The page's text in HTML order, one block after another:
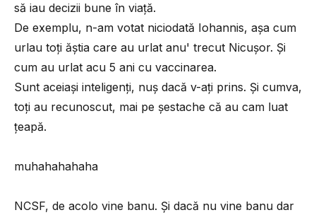
să iau decizii bune în viață.
De exemplu, n-am votat niciodată Iohannis, așa cum
urlau toți ăștia care au urlat anu' trecut Nicușor. Și
cum au urlat acu 5 ani cu vaccinarea.
Sunt aceiași inteligenți, nuș dacă v-ați prins. Și cumva,
toți au recunoscut, mai pe șestache că au cam luat
țeapă.
muhahahahaha
NCSF, de acolo vine banu. Și dacă nu vine banu dar